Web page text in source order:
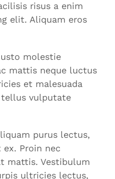
risus a enim
elit. Aliquam eros
molestie
mattis neque luctus
et malesuada
tellus vulputate
purus lectus,
Proin nec
mattis. Vestibulum
ultricies lectus,